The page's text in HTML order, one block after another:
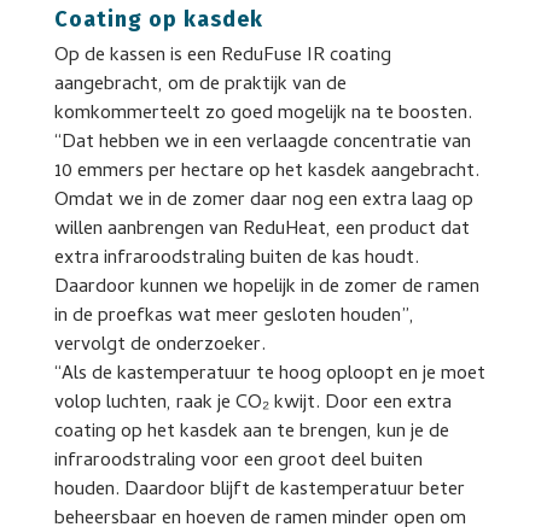
Coating op kasdek
Op de kassen is een ReduFuse IR coating
aangebracht, om de praktijk van de
komkommerteelt zo goed mogelijk na te boosten.
“Dat hebben we in een verlaagde concentratie van
10 emmers per hectare op het kasdek aangebracht.
Omdat we in de zomer daar nog een extra laag op
willen aanbrengen van ReduHeat, een product dat
extra infraroodstraling buiten de kas houdt.
Daardoor kunnen we hopelijk in de zomer de ramen
in de proefkas wat meer gesloten houden”,
vervolgt de onderzoeker.
“Als de kastemperatuur te hoog oploopt en je moet
volop luchten, raak je CO₂ kwijt. Door een extra
coating op het kasdek aan te brengen, kun je de
infraroodstraling voor een groot deel buiten
houden. Daardoor blijft de kastemperatuur beter
beheersbaar en hoeven de ramen minder open om